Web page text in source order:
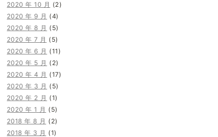
2020 年 10 月 (2)
2020 年 9 月 (4)
2020 年 8 月 (5)
2020 年 7 月 (5)
2020 年 6 月 (11)
2020 年 5 月 (2)
2020 年 4 月 (17)
2020 年 3 月 (5)
2020 年 2 月 (1)
2020 年 1 月 (5)
2018 年 8 月 (2)
2018 年 3 月 (1)